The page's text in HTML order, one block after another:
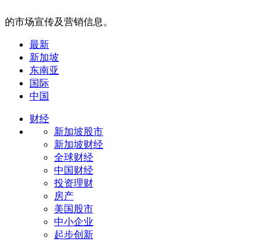
的市场宣传及营销信息。
最新
新加坡
东南亚
国际
中国
财经
新加坡股市
新加坡财经
全球财经
中国财经
投资理财
房产
美国股市
中小企业
起步创新